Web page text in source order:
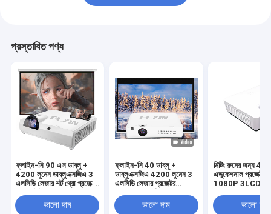
প্রস্তাবিত পণ্য
ফ্লাইন-সি 90 এস ডাব্লু +
4200 লুমেন ডাব্লুএক্সজিএ 3
এলসিডি লেজার শর্ট থ্রো প্রজেক্টর
5000000: 1 বিপরীতে শিক্ষা
ব্যবসায়ের জন্য
ভালো দাম
ফ্লাইন-সি 40 ডাব্লু +
ডাব্লুএক্সজিএ 4200 লুমেন 3
এলসিডি লেজার প্রজেক্টর
কনফারেন্স ক্লাসরুম শিক্ষামূলক
প্রজেক্টর
ভালো দাম
মিটিং রুমের জন্য
এডুকেশনাল প্রজেক্টর
1080P 3LCD
ভালো দাম